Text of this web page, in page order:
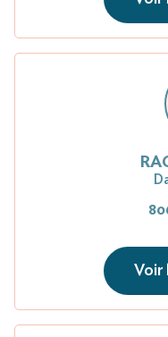
Voir